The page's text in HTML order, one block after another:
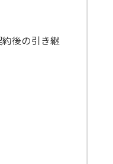
後の引き継